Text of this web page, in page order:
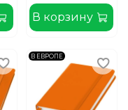
В корзину
В ЕВРОПЕ